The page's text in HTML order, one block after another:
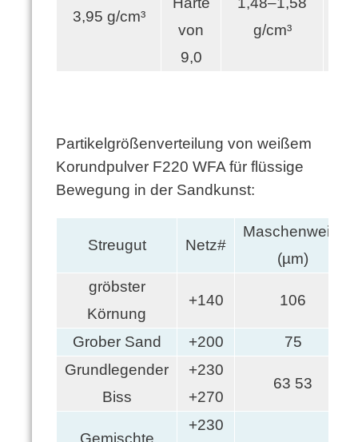
3,95 g/cm³
von
9,0
g/cm³
Partikelgrößenverteilung von weißem
Korundpulver F220 WFA für flüssige
Bewegung in der Sandkunst:
Streugut Netz#
Maschenweite
(µm)
gröbster
Körnung
+140 106
Grober Sand +200
75
Grundlegender
Biss
+230
+270
63 53
Gemischte
+230